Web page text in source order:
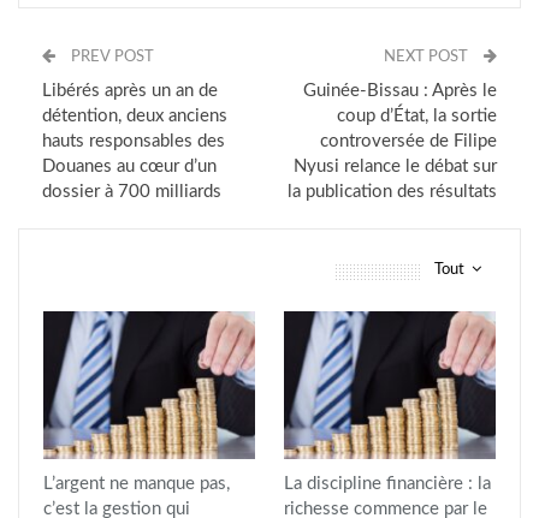
PREV POST
Libérés après un an de
détention, deux anciens
hauts responsables des
Douanes au cœur d’un
dossier à 700 milliards
NEXT POST
Guinée-Bissau : Après le
coup d’État, la sortie
controversée de Filipe
Nyusi relance le débat sur
la publication des résultats
Tout
L’argent ne manque pas,
c’est la gestion qui
La discipline financière : la
richesse commence par le